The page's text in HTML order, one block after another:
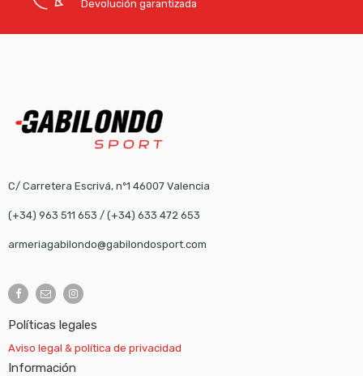
Devolución garantizada
C/ Carretera Escrivá, nº1 46007 Valencia
(+34) 963 511 653 / (+34) 633 472 653
armeriagabilondo@gabilondosport.com
Políticas legales
Aviso legal & política de privacidad
Información